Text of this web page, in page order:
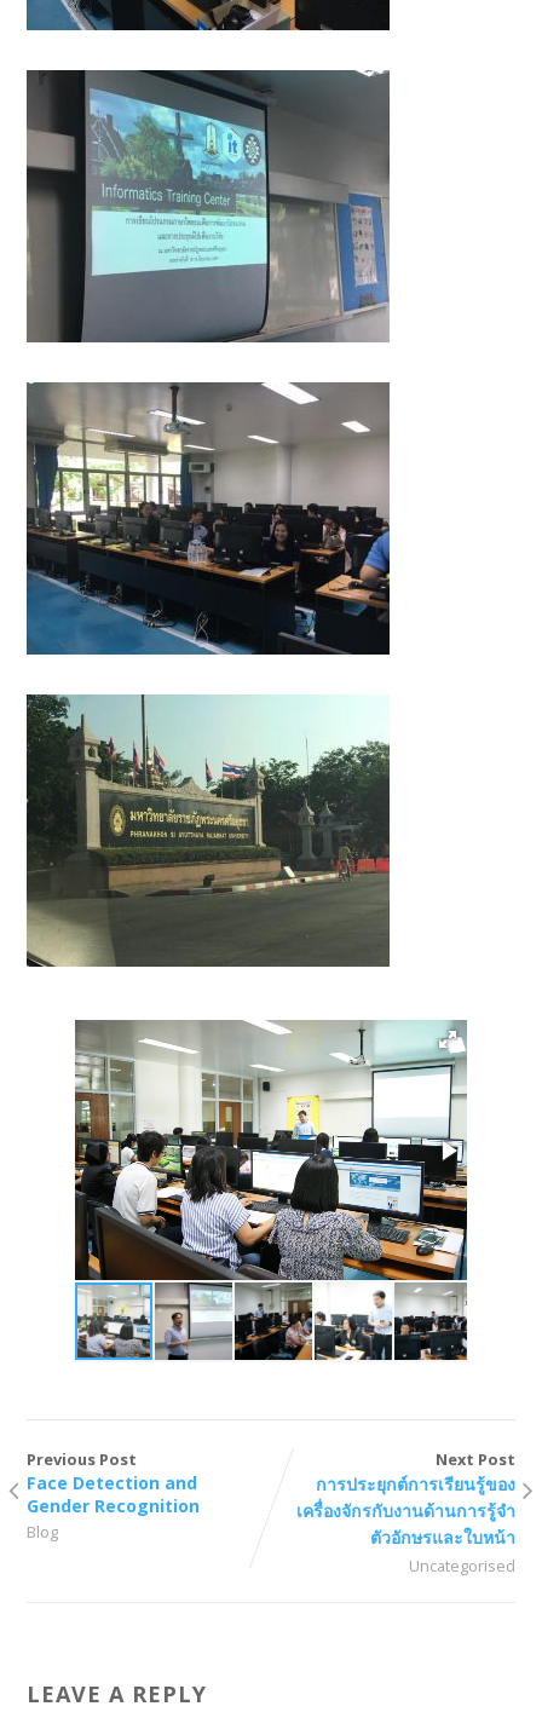
Previous Post
Face Detection and
Gender Recognition
Blog
Next Post
การประยุกต์การเรียนรู้ของ
เครื่องจักรกับงานด้านการรู้จำ
ตัวอักษรและใบหน้า
Uncategorised
LEAVE A REPLY